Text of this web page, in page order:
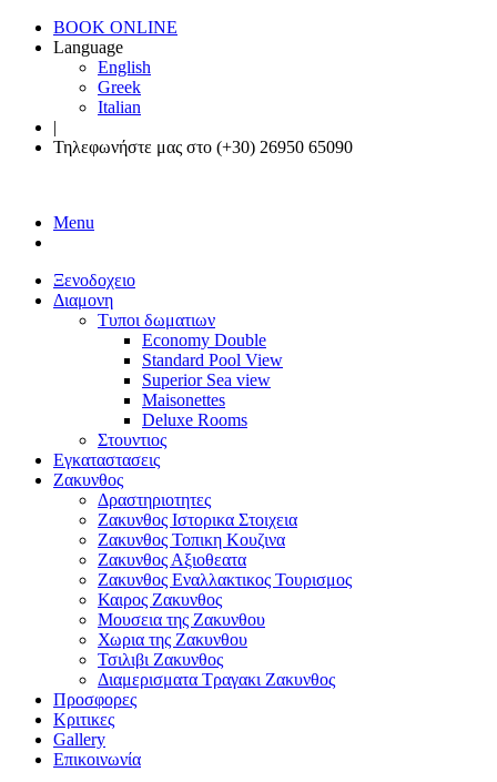
BOOK ONLINE
Language
English
Greek
Italian
|
Τηλεφωνήστε μας στο (+30) 26950 65090
Menu
Ξενοδοχειο
Διαμονη
Τυποι δωματιων
Economy Double
Standard Pool View
Superior Sea view
Maisonettes
Deluxe Rooms
Στουντιος
Εγκαταστασεις
Ζακυνθος
Δραστηριοτητες
Ζακυνθος Ιστορικα Στοιχεια
Ζακυνθος Τοπικη Κουζινα
Ζακυνθος Αξιοθεατα
Ζακυνθος Εναλλακτικος Τουρισμος
Καιρος Ζακυνθος
Μουσεια της Ζακυνθου
Χωρια της Ζακυνθου
Τσιλιβι Ζακυνθος
Διαμερισματα Τραγακι Ζακυνθος
Προσφορες
Κριτικες
Gallery
Επικοινωνία